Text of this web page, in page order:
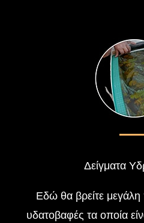
Δείγματα
Εδώ θα βρείτε μεγάλη
υδατοβαφές τα οποία